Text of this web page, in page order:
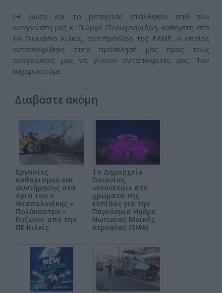
(Η φωτο και το ρεπορτάζ στάλθηκαν από τον
αναγνώστη μας κ. Γιώργο Πολυχρονιάδη, καθηγητή στο
1ο Γυμνάσιο Κιλκίς, αντιπρόεδρο της ΕΛΜΕ, ο οποίος
ανταποκρίθηκε στην πρόσκλησή μας προς τους
αναγνώστες μας να γίνουν ανταποκριτές μας. Τον
ευχαριστούμε.
Διαβάστε ακόμη
Εργασίες
καθαρισμού και
συντήρησης στα
όρια του ν.
Θεσσαλονίκης –
Πολύκαστρο –
Εύζωνοι από την
ΠΕ Κιλκίς
Το Δημαρχείο
Παιονίας
«ντύνεται» στα
χρώματα της
ελπίδας για την
Παγκόσμια Ημέρα
Νωτιαίας Μυϊκής
Ατροφίας (SMA)